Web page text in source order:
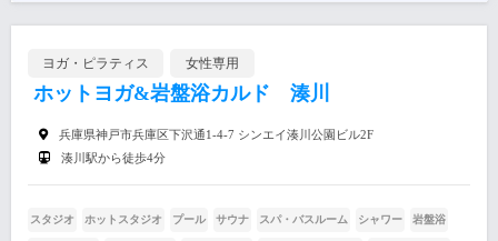
ヨガ・ピラティス 女性専用
ホットヨガ&岩盤浴カルド 湊川
兵庫県神戸市兵庫区下沢通1-4-7 シンエイ湊川公園ビル2F
湊川駅から徒歩4分
スタジオ ホットスタジオ プール サウナ スパ・バスルーム シャワー 岩盤浴